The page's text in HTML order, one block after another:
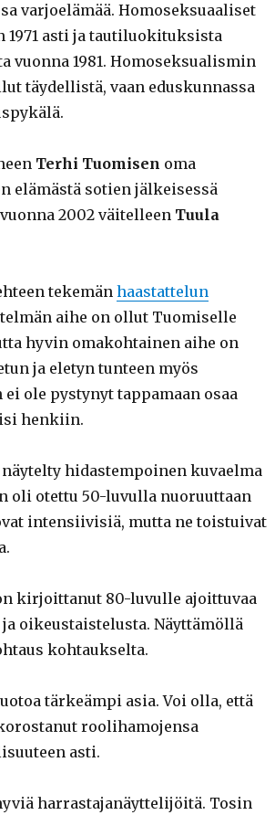
varjoelämää. Homoseksuaaliset
1971 asti ja tautiluokituksista
vuonna 1981. Homoseksualismin
täydellistä, vaan eduskunnassa
Terhi Tuomisen oma
elämästä sotien jälkeisessä
2002 väitelleen Tuula
tekemänhaastattelun
aihe on ollut Tuomiselle
hyvin omakohtainen aihe on
ja eletyn tunteen myös
ole pystynyt tappamaan osaa
henkiin.
hidastempoinen kuvaelma
oli otettu 50-luvulla nuoruuttaan
intensiivisiä, mutta ne toistuivat
kirjoittanut 80-luvulle ajoittuvaa
oikeustaistelusta. Näyttämöllä
kohtaukselta.
tärkeämpi asia. Voi olla, että
roolihamojensa
asti.
harrastajanäyttelijöitä. Tosin